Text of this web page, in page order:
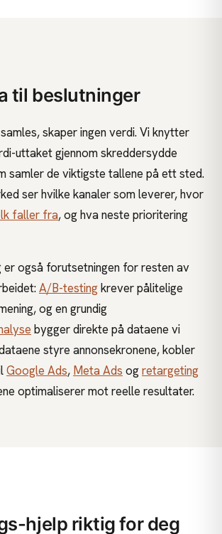
til beslutninger
skaper ingen verdi. Vi knytter
uttaket gjennom skreddersydde
samler de viktigste tallene på ett sted.
ser hvilke kanaler som leverer, hvor
faller fra, og hva neste prioritering
er også forutsetningen for resten av
A/B-testingkrever pålitelige
og en grundig
bygger direkte på dataene vi
styre annonsekronene, kobler
Google Ads, Meta Ads ogretargeting
optimaliserer mot reelle resultater.
hjelp riktig for deg